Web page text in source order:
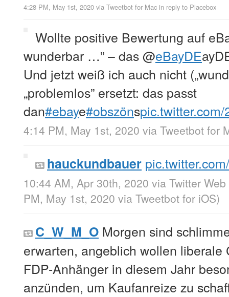
4:28 PM, May 1st, 2020 via Tweetbot for Mac in reply to Placebox
Wollte positive Bewertung auf
wunderbar …” – das@eBayDE
Und jetzt weiß ich auch nicht
„problemlos” ersetzt: das passt
dan#ebaye#obszöns
4:14 PM, May 1st, 2020 via Tweetbot for
hauckundbauer
10:44 AM, Apr 30th, 2020 via Twitter
PM, May 1st, 2020 via Tweetbot for iΟS)
C_W_M_O Morgen sind
erwarten, angeblich wollen liberale
FDP-Anhänger in diesem Jahr
anzünden, um Kaufanreize zu